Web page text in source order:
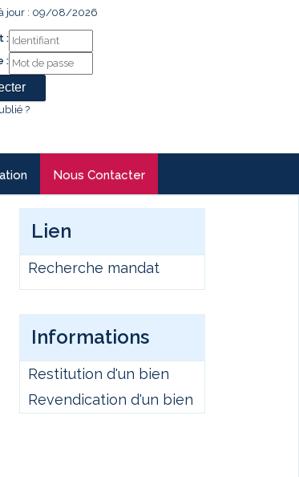
jour : 09/08/2026
:
:
?
Nous Contacter
Lien
Recherche mandat
Informations
Restitution d'un bien
Revendication d'un bien